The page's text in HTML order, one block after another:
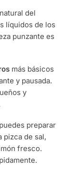
del
líquidos de los
punzante es
más básicos
y pausada.
y
preparar
pizca de sal,
fresco.